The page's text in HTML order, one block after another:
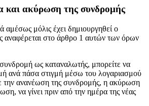
και ακύρωση της συνδρομής
μόλις έχει δημιουργηθεί ο
αναφέρεται στο άρθρο 1 αυτών των όρων
ως καταναλωτής, μπορείτε να
ανά πάσα στιγμή μέσω του λογαριασμού
την ανανέωση της συνδρομής, η ακύρωση
να γίνει πριν από την ημέρα της νέας